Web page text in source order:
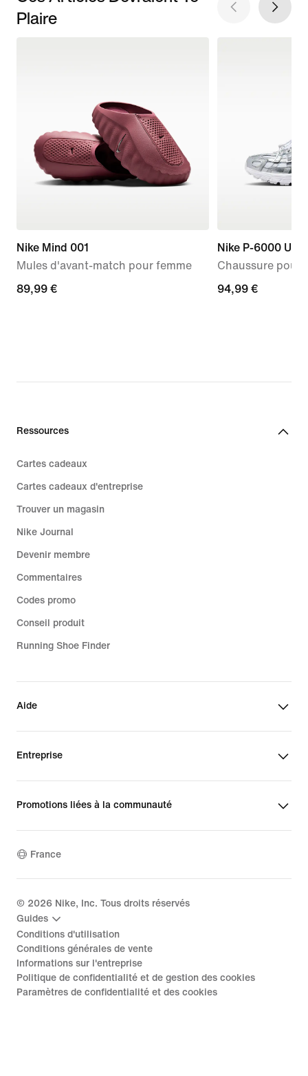
Plaire
Nike Mind 001
Mules d'avant-match pour femme
89,99 €
89,99 €
Nike P-6000
Chaussure pour
94,99 €
94,99 €
Ressources
Cartes cadeaux
Cartes cadeaux d'entreprise
Trouver un magasin
Nike Journal
Devenir membre
Commentaires
Codes promo
Conseil produit
Running Shoe Finder
Aide
Entreprise
Promotions liées à la communauté
France
© 2026 Nike, Inc. Tous droits réservés
Guides
Conditions d'utilisation
Conditions générales de vente
Informations sur l'entreprise
Politique de confidentialité et de gestion des cookies
Paramètres de confidentialité et des cookies